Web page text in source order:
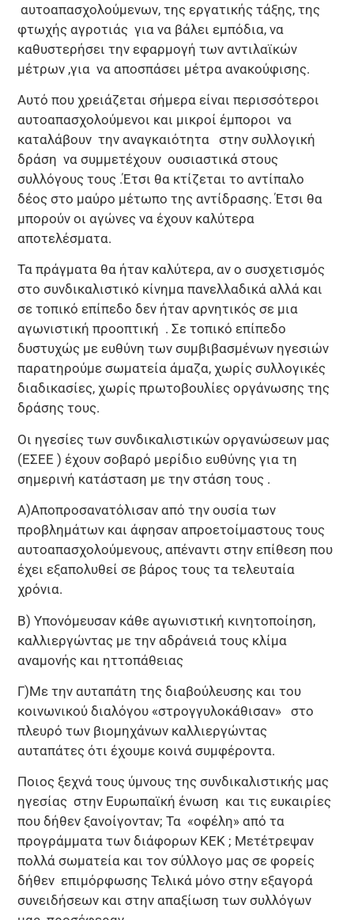
αυτοαπασχολούμενων, της εργατικής τάξης, της
φτωχής αγροτιάς για να βάλει εμπόδια, να
καθυστερήσει την εφαρμογή των αντιλαϊκών
μέτρων ,για να αποσπάσει μέτρα ανακούφισης.
Αυτό που χρειάζεται σήμερα είναι περισσότεροι
αυτοαπασχολούμενοι και μικροί έμποροι να
καταλάβουν την αναγκαιότητα στην συλλογική
δράση να συμμετέχουν ουσιαστικά στους
συλλόγους τους .Έτσι θα κτίζεται το αντίπαλο
δέος στο μαύρο μέτωπο της αντίδρασης. Έτσι θα
μπορούν οι αγώνες να έχουν καλύτερα
αποτελέσματα.
Τα πράγματα θα ήταν καλύτερα, αν ο συσχετισμός
στο συνδικαλιστικό κίνημα πανελλαδικά αλλά και
σε τοπικό επίπεδο δεν ήταν αρνητικός σε μια
αγωνιστική προοπτική . Σε τοπικό επίπεδο
δυστυχώς με ευθύνη των συμβιβασμένων ηγεσιών
παρατηρούμε σωματεία άμαζα, χωρίς συλλογικές
διαδικασίες, χωρίς πρωτοβουλίες οργάνωσης της
δράσης τους.
Οι ηγεσίες των συνδικαλιστικών οργανώσεων μας
(ΕΣΕΕ ) έχουν σοβαρό μερίδιο ευθύνης για τη
σημερινή κατάσταση με την στάση τους .
Α)Αποπροσανατόλισαν από την ουσία των
προβλημάτων και άφησαν απροετοίμαστους τους
αυτοαπασχολούμενους, απέναντι στην επίθεση που
έχει εξαπολυθεί σε βάρος τους τα τελευταία
χρόνια.
Β) Υπονόμευσαν κάθε αγωνιστική κινητοποίηση,
καλλιεργώντας με την αδράνειά τους κλίμα
αναμονής και ηττοπάθειας
Γ)Με την αυταπάτη της διαβούλευσης και του
κοινωνικού διαλόγου «στρογγυλοκάθισαν» στο
πλευρό των βιομηχάνων καλλιεργώντας
αυταπάτες ότι έχουμε κοινά συμφέροντα.
Ποιος ξεχνά τους ύμνους της συνδικαλιστικής μας
ηγεσίας στην Ευρωπαϊκή ένωση και τις ευκαιρίες
που δήθεν ξανοίγονταν; Τα «οφέλη» από τα
προγράμματα των διάφορων ΚΕΚ ; Μετέτρεψαν
πολλά σωματεία και τον σύλλογο μας σε φορείς
δήθεν επιμόρφωσης Τελικά μόνο στην εξαγορά
συνειδήσεων και στην απαξίωση των συλλόγων